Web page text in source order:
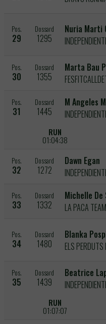
Pos.
29
Dossard
1295
Nuria Marti
Pos.
30
Dossard
1355
Marta Bau
Pos.
31
Dossard
1445
M Angeles
RUN
01:04:38
Pos.
32
Dossard
1272
Dawn Egan
Pos.
33
Dossard
1332
Michelle De
LA PACA TEAM
Pos.
34
Dossard
1480
Blanka
ELS PERDUTS
Pos.
35
Dossard
1439
Beatrice
RUN
01:07:07